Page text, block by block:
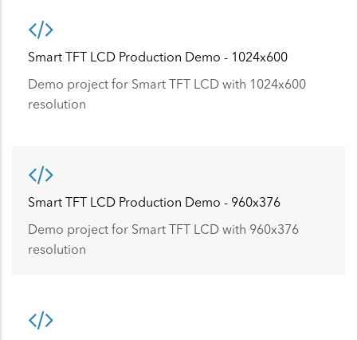
Smart TFT LCD Production Demo - 1024x600
Demo project for Smart TFT LCD with 1024x600
resolution
Smart TFT LCD Production Demo - 960x376
Demo project for Smart TFT LCD with 960x376
resolution